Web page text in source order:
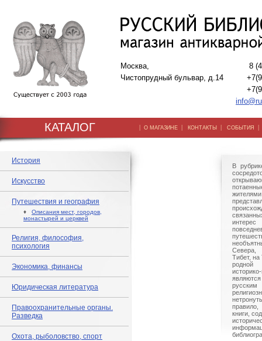
Москва,
Чистопрудный бульвар, д.14
8
КАТАЛОГ | О МАГАЗИНЕ | КОНТАКТЫ | СОБЫТИЯ
История
Искусство
Путешествия и география
♦ Описания мест, городов,
монастырей и церквей
Религия, философия,
психология
Экономика, финансы
Юридическая литература
Правоохранительные органы.
Разведка
Охота, рыболовство, спорт
В
Севера,
Тибет,
родной
правило,
книги,